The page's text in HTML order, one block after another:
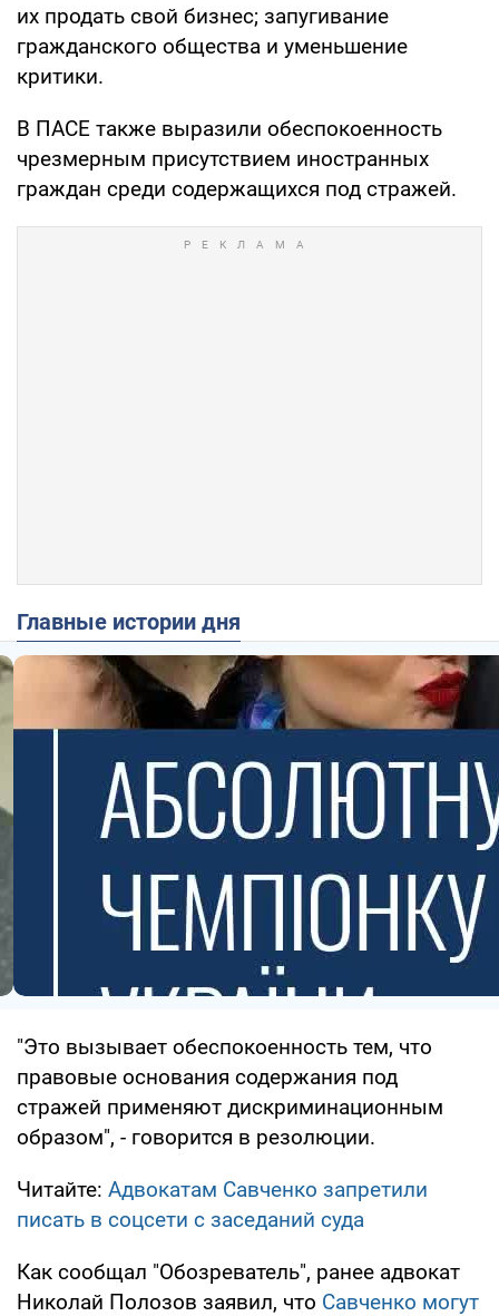
их продать свой бизнес; запугивание
гражданского общества и уменьшение
критики.
В ПАСЕ также выразили обеспокоенность
чрезмерным присутствием иностранных
граждан среди содержащихся под стражей.
Главные истории дня
"Это вызывает обеспокоенность тем, что
правовые основания содержания под
стражей применяют дискриминационным
образом", - говорится в резолюции.
Читайте: Адвокатам Савченко запретили
писать в соцсети с заседаний суда
Как сообщал "Обозреватель", ранее адвокат
Николай Полозов заявил, что Савченко могут